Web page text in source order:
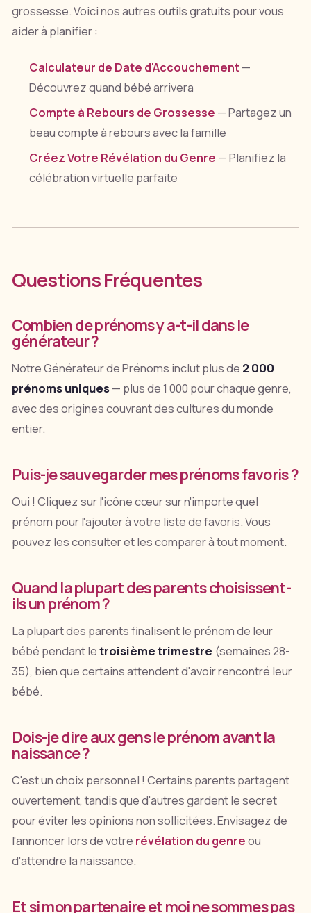
grossesse. Voici nos autres outils gratuits pour vous
aider à planifier :
Calculateur de Date d'Accouchement—
Découvrez quand bébé arrivera
Compte à Rebours de Grossesse — Partagez un
beau compte à rebours avec la famille
Créez Votre Révélation du Genre — Planifiez la
célébration virtuelle parfaite
Questions Fréquentes
Combien de prénoms y a-t-il dans le
générateur ?
Notre Générateur de Prénoms inclut plus de 2 000
prénoms uniques— plus de 1 000 pour chaque genre,
avec des origines couvrant des cultures du monde
entier.
Puis-je sauvegarder mes prénoms favoris ?
Oui ! Cliquez sur l'icône cœur sur n'importe quel
prénom pour l'ajouter à votre liste de favoris. Vous
pouvez les consulter et les comparer à tout moment.
Quand la plupart des parents choisissent-
ils un prénom ?
La plupart des parents finalisent le prénom de leur
bébé pendant letroisième trimestre (semaines 28-
35), bien que certains attendent d'avoir rencontré leur
bébé.
Dois-je dire aux gens le prénom avant la
naissance ?
C'est un choix personnel ! Certains parents partagent
ouvertement, tandis que d'autres gardent le secret
pour éviter les opinions non sollicitées. Envisagez de
l'annoncer lors de votre révélation du genreou
d'attendre la naissance.
Et si mon partenaire et moi ne sommes pas